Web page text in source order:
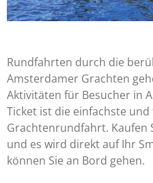
Rundfahrten durch die
Amsterdamer Grachten
Aktivitäten für Besucher in
Ticket ist die einfachste
Grachtenrundfahrt. Kaufen
und es wird direkt auf Ihr
können Sie an Bord gehen.